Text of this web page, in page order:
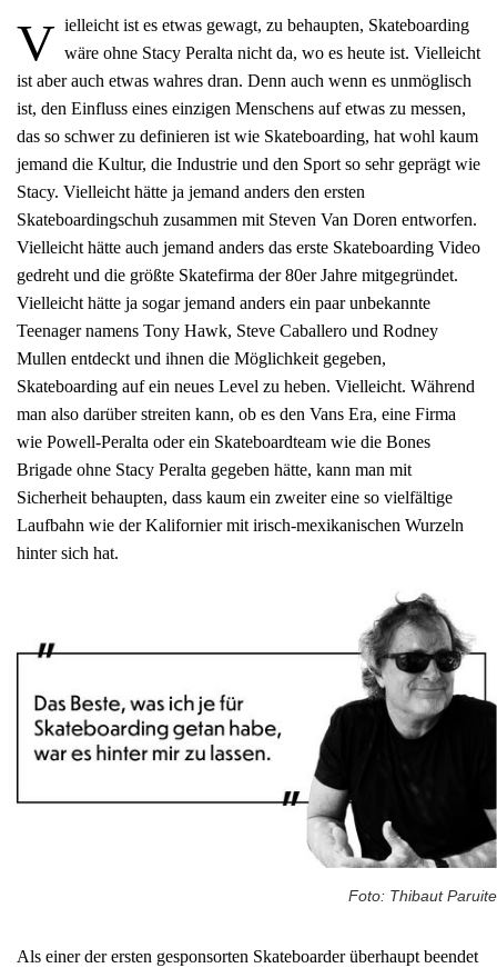
V ielleicht ist es etwas gewagt, zu behaupten, Skateboarding
wäre ohne Stacy Peralta nicht da, wo es heute ist. Vielleicht
ist aber auch etwas wahres dran. Denn auch wenn es unmöglisch
ist, den Einfluss eines einzigen Menschens auf etwas zu messen,
das so schwer zu definieren ist wie Skateboarding, hat wohl kaum
jemand die Kultur, die Industrie und den Sport so sehr geprägt wie
Stacy. Vielleicht hätte ja jemand anders den ersten
Skateboardingschuh zusammen mit Steven Van Doren entworfen.
Vielleicht hätte auch jemand anders das erste Skateboarding Video
gedreht und die größte Skatefirma der 80er Jahre mitgegründet.
Vielleicht hätte ja sogar jemand anders ein paar unbekannte
Teenager namens Tony Hawk, Steve Caballero und Rodney
Mullen entdeckt und ihnen die Möglichkeit gegeben,
Skateboarding auf ein neues Level zu heben. Vielleicht. Während
man also darüber streiten kann, ob es den Vans Era, eine Firma
wie Powell-Peralta oder ein Skateboardteam wie die Bones
Brigade ohne Stacy Peralta gegeben hätte, kann man mit
Sicherheit behaupten, dass kaum ein zweiter eine so vielfältige
Laufbahn wie der Kalifornier mit irisch-mexikanischen Wurzeln
hinter sich hat.
Foto: Thibaut Paruite
Als einer der ersten gesponsorten Skateboarder überhaupt beendet